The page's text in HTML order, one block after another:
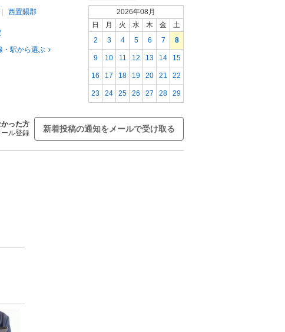
西置賜郡
・駅から選ぶ
2026年08月
日
月 火 水 木 金
土
2
3 4 5 6 7 8
9 10 11 12 13 14 15
16 17 18 19 20 21 22
23 24 25 26 27 28 29
った方
ル登録
新着投稿の通知をメールで受け取る